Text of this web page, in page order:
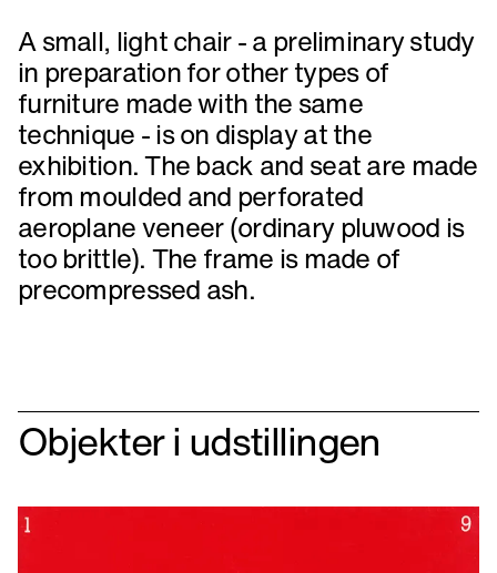
A small, light chair - a preliminary study
in preparation for other types of
furniture made with the same
technique - is on display at the
exhibition. The back and seat are made
from moulded and perforated
aeroplane veneer (ordinary pluwood is
too brittle). The frame is made of
precompressed ash.
Objekter i udstillingen